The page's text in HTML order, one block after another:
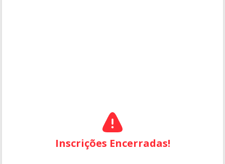
Inscrições Encerradas!